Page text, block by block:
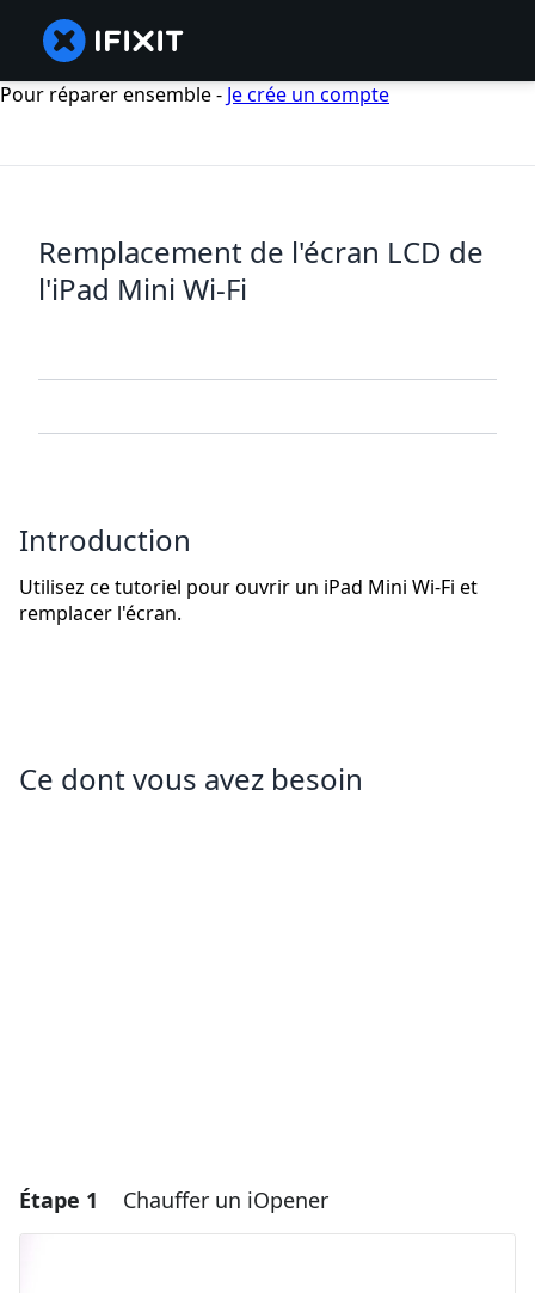
Pour réparer ensemble - Je crée un compte
Remplacement de l'écran LCD de
l'iPad Mini Wi-Fi
Introduction
Utilisez ce tutoriel pour ouvrir un iPad Mini Wi-Fi et
remplacer l'écran.
Ce dont vous avez besoin
Étape 1 Chauffer un iOpener